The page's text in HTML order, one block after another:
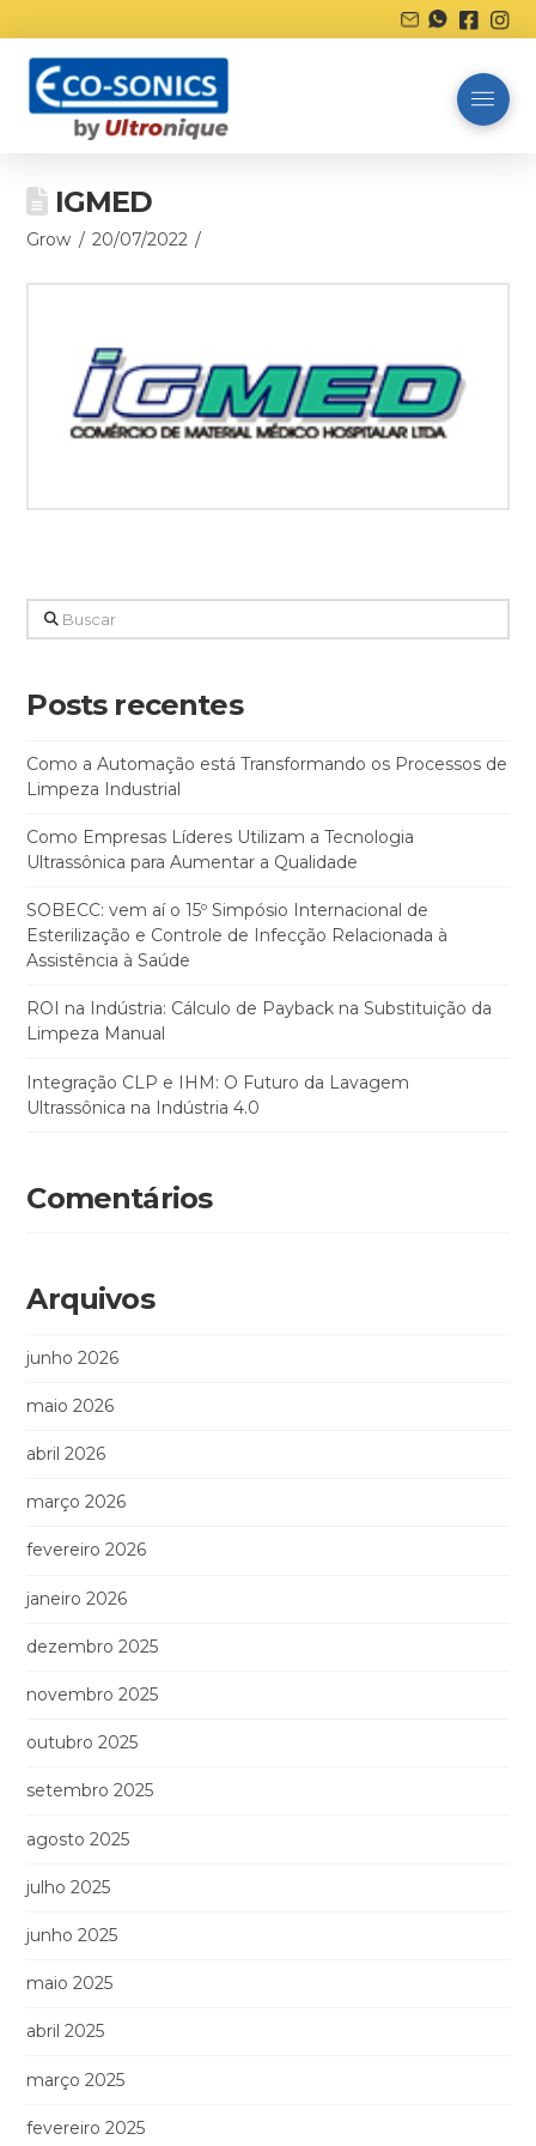
IGMED
Grow 20/07/2022
Buscar
Posts recentes
Como a Automação está Transformando os Processos de
Limpeza Industrial
Como Empresas Líderes Utilizam a Tecnologia
Ultrassônica para Aumentar a Qualidade
SOBECC: vem aí o 15º Simpósio Internacional de
Esterilização e Controle de Infecção Relacionada à
Assistência à Saúde
ROI na Indústria: Cálculo de Payback na Substituição da
Limpeza Manual
Integração CLP e IHM: O Futuro da Lavagem
Ultrassônica na Indústria 4.0
Comentários
Arquivos
junho 2026
maio 2026
abril 2026
março 2026
fevereiro 2026
janeiro 2026
dezembro 2025
novembro 2025
outubro 2025
setembro 2025
agosto 2025
julho 2025
junho 2025
maio 2025
abril 2025
março 2025
fevereiro 2025